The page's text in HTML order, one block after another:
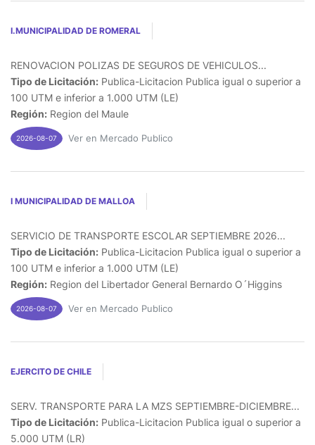
I.MUNICIPALIDAD DE ROMERAL
RENOVACION POLIZAS DE SEGUROS DE VEHICULOS...
Tipo de Licitación: Publica-Licitacion Publica igual o superior a
100 UTM e inferior a 1.000 UTM (LE)
Región: Region del Maule
2026-08-07 Ver en Mercado Publico
I MUNICIPALIDAD DE MALLOA
SERVICIO DE TRANSPORTE ESCOLAR SEPTIEMBRE 2026...
Tipo de Licitación: Publica-Licitacion Publica igual o superior a
100 UTM e inferior a 1.000 UTM (LE)
Región: Region del Libertador General Bernardo O´Higgins
2026-08-07 Ver en Mercado Publico
EJERCITO DE CHILE
SERV. TRANSPORTE PARA LA MZS SEPTIEMBRE-DICIEMBRE...
Tipo de Licitación: Publica-Licitacion Publica igual o superior a
5.000 UTM (LR)